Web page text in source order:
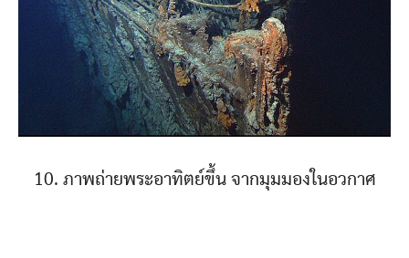
10. ภาพถ่ายพระอาทิตย์ขึ้น จากมุมมองในอวกาศ